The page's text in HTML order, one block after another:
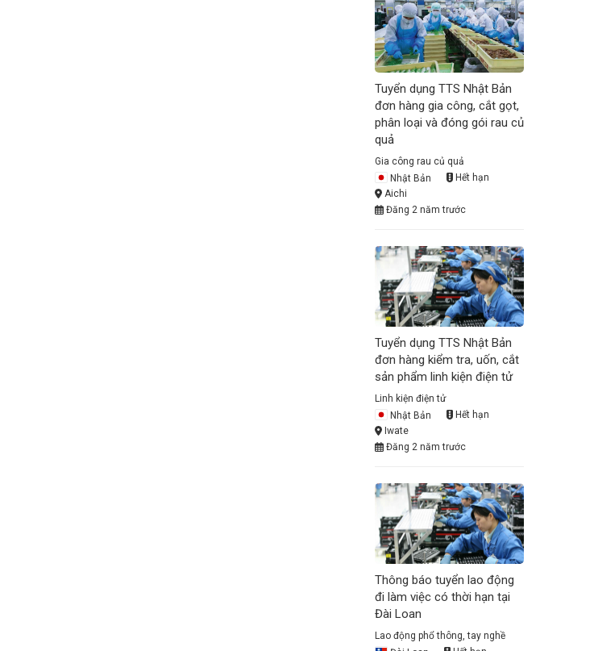
Tuyển dụng TTS Nhật Bản
đơn hàng gia công, cắt gọt,
phân loại và đóng gói rau củ
quả
Gia công rau củ quả
Nhật Bản
Hết hạn
Aichi
Đăng 2 năm trước
Tuyển dụng TTS Nhật Bản
đơn hàng kiểm tra, uốn, cắt
sản phẩm linh kiện điện tử
Linh kiện điện tử
Nhật Bản
Hết hạn
Iwate
Đăng 2 năm trước
Thông báo tuyển lao động
đi làm việc có thời hạn tại
Đài Loan
Lao động phổ thông, tay nghề